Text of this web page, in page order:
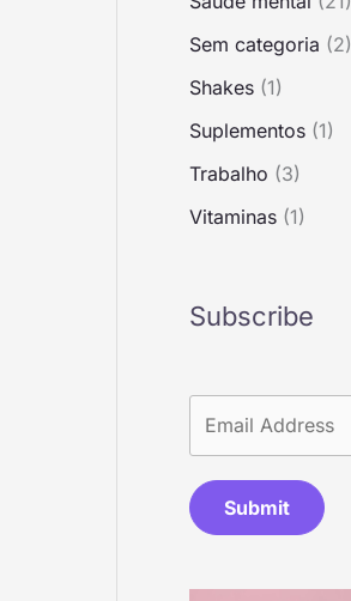
Sem categoria (2)
Shakes (1)
Suplementos (1)
Trabalho (3)
Vitaminas (1)
Subscribe
Submit